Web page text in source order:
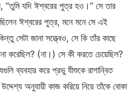
“তুমি যদি ঈশ্বরের পুত্র হও।” সে তার
ঈশ্বরের পুত্র, মনে মনে সে এই
সেটা জানা সত্ত্বেও, সে কি তাঁর কাছে
করেছিল? (না।) সে কী করতে চেয়েছিল?
ব্যবহার করে প্রভু যীশুকে রাগান্বিত
অনুযায়ী কাজ করিয়ে নিয়ে তাঁকে বোকা